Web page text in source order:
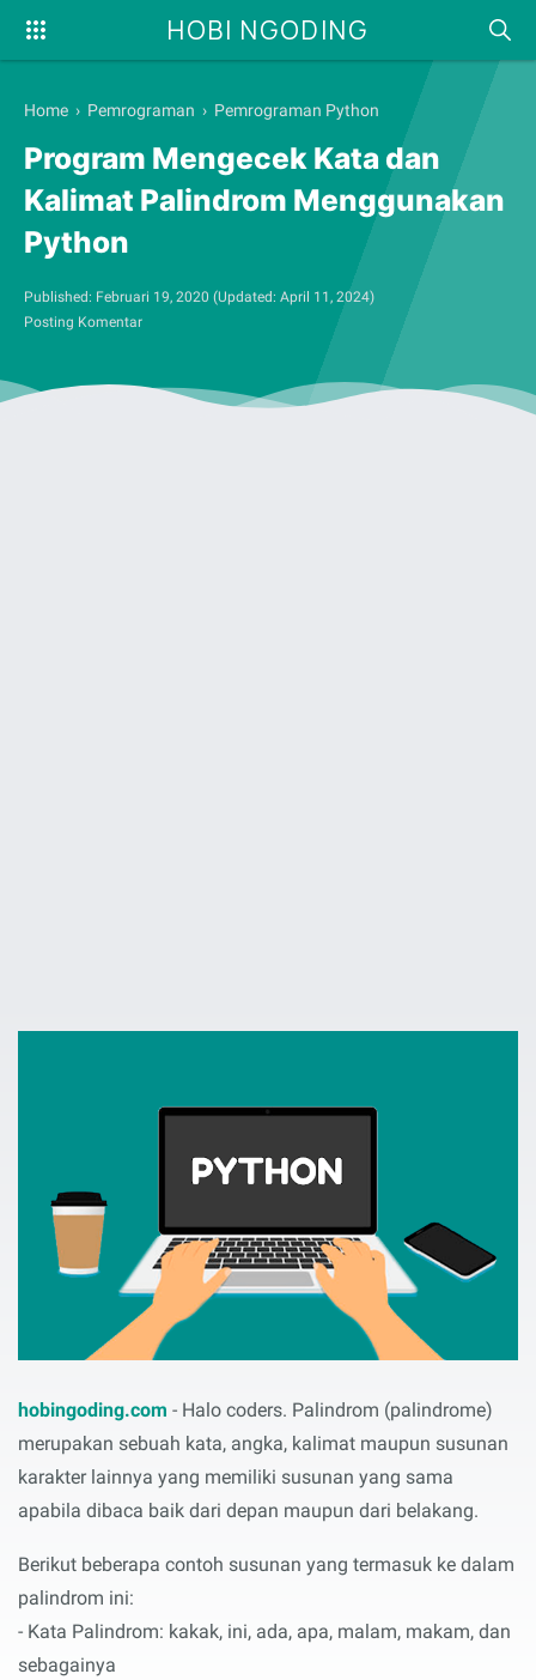
HOBI NGODING
Home › Pemrograman › Pemrograman Python
Program Mengecek Kata dan
Kalimat Palindrom Menggunakan
Python
Published: Februari 19, 2020 (Updated: April 11, 2024)
Posting Komentar
hobingoding.com - Halo coders. Palindrom (palindrome)
merupakan sebuah kata, angka, kalimat maupun susunan
karakter lainnya yang memiliki susunan yang sama
apabila dibaca baik dari depan maupun dari belakang.
Berikut beberapa contoh susunan yang termasuk ke dalam
palindrom ini:
- Kata Palindrom: kakak, ini, ada, apa, malam, makam, dan
sebagainya